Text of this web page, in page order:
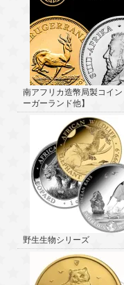
南アフリカ造幣局製コイ
ーガーランド他】
野生生物シリーズ